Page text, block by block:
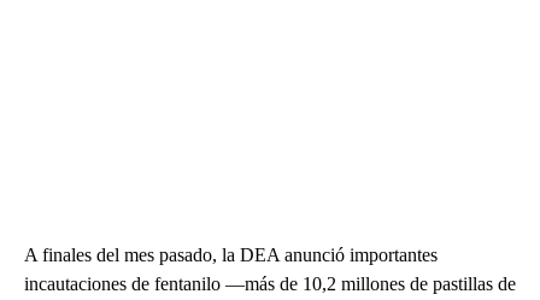
A finales del mes pasado, la DEA anunció importantes
incautaciones de fentanilo —más de 10,2 millones de pastillas de